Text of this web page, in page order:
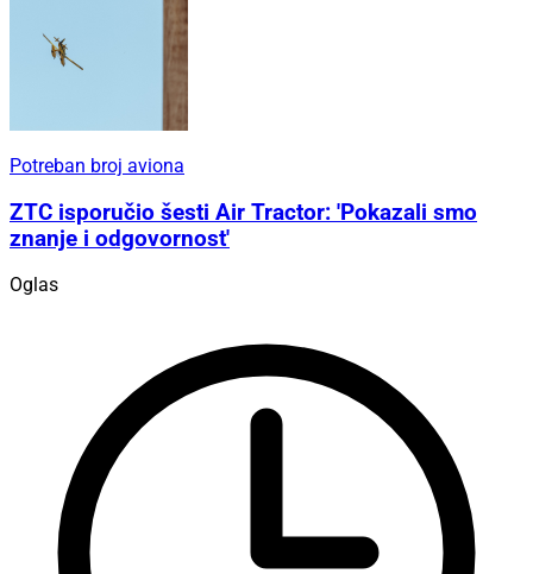
Potreban broj aviona
ZTC isporučio šesti Air Tractor: 'Pokazali smo
znanje i odgovornost'
Oglas